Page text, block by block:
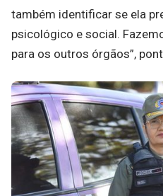
também identificar se ela
psicológico e social.
para os outros órgãos”,